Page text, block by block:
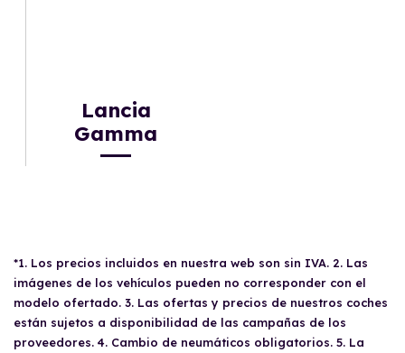
Lancia
Gamma
*1. Los precios incluidos en nuestra web son sin IVA. 2. Las
imágenes de los vehículos pueden no corresponder con el
modelo ofertado. 3. Las ofertas y precios de nuestros coches
están sujetos a disponibilidad de las campañas de los
proveedores. 4. Cambio de neumáticos obligatorios. 5. La